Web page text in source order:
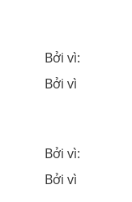
Bởi vì:
Bởi vì
Bởi vì:
Bởi vì